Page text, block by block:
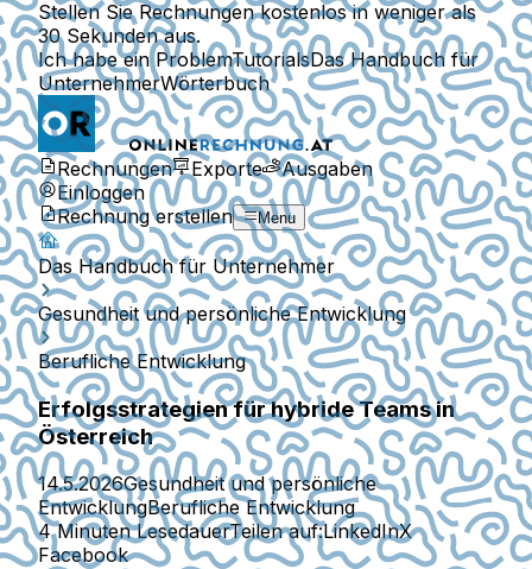
Stellen Sie Rechnungen kostenlos in weniger als
30 Sekunden aus.
Ich habe ein ProblemTutorialsDas Handbuch für
UnternehmerWörterbuch
Rechnungen Exporte
Ausgaben
Einloggen
Rechnung erstellen
Menu
Das Handbuch für Unternehmer
Gesundheit und persönliche Entwicklung
Berufliche Entwicklung
Erfolgsstrategien für hybride Teams in
Österreich
14.5.2026Gesundheit und persönliche
EntwicklungBerufliche Entwicklung
4 Minuten LesedauerTeilen auf:LinkedInX
Facebook